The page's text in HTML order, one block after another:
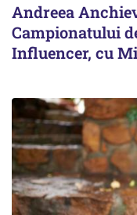
Andreea
Campionatului
Influencer, cu